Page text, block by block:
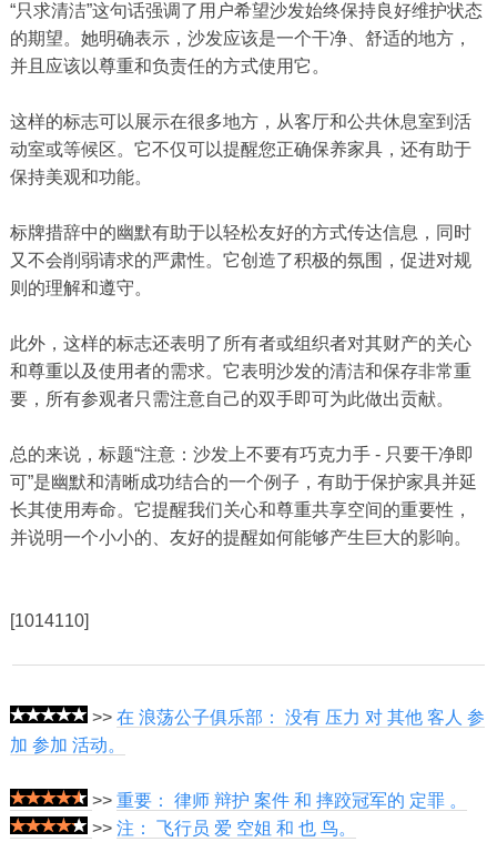
“只求清洁”这句话强调了用户希望沙发始终保持良好维护状态
的期望。她明确表示，沙发应该是一个干净、舒适的地方，
并且应该以尊重和负责任的方式使用它。
这样的标志可以展示在很多地方，从客厅和公共休息室到活
动室或等候区。它不仅可以提醒您正确保养家具，还有助于
保持美观和功能。
标牌措辞中的幽默有助于以轻松友好的方式传达信息，同时
又不会削弱请求的严肃性。它创造了积极的氛围，促进对规
则的理解和遵守。
此外，这样的标志还表明了所有者或组织者对其财产的关心
和尊重以及使用者的需求。它表明沙发的清洁和保存非常重
要，所有参观者只需注意自己的双手即可为此做出贡献。
总的来说，标题“注意：沙发上不要有巧克力手 - 只要干净即
可”是幽默和清晰成功结合的一个例子，有助于保护家具并延
长其使用寿命。它提醒我们关心和尊重共享空间的重要性，
并说明一个小小的、友好的提醒如何能够产生巨大的影响。
[1014110]
>> 在 浪荡公子俱乐部： 没有 压力 对 其他 客人 参
加 参加 活动。
>> 重要： 律师 辩护 案件 和 摔跤冠军的 定罪 。
>> 注： 飞行员 爱 空姐 和 也 鸟。